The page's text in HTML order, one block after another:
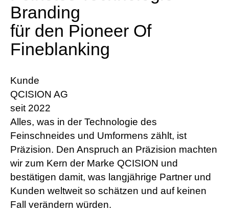
Branding
für den Pioneer Of
Fineblanking
Kunde
QCISION AG
Jahr
seit 2022
Alles, was in der Technologie des
Feinschneides und Umformens zählt, ist
Präzision. Den Anspruch an Präzision machten
wir zum Kern der Marke QCISION und
bestätigen damit, was langjährige Partner und
Kunden weltweit so schätzen und auf keinen
Fall verändern würden.